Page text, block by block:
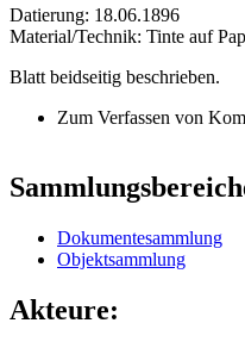
Datierung: 18.06.1896
Material/Technik: Tinte auf
Blatt beidseitig beschrieben.
Zum Verfassen von
Dokumentesammlung
Objektsammlung
Akteure: